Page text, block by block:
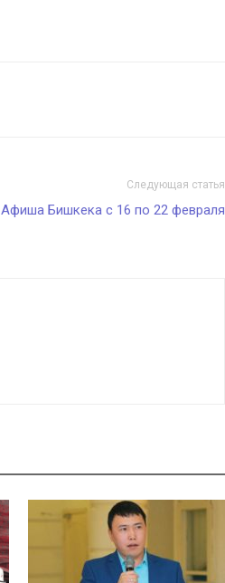
Следующая статья
Афиша Бишкека с 16 по 22 февраля